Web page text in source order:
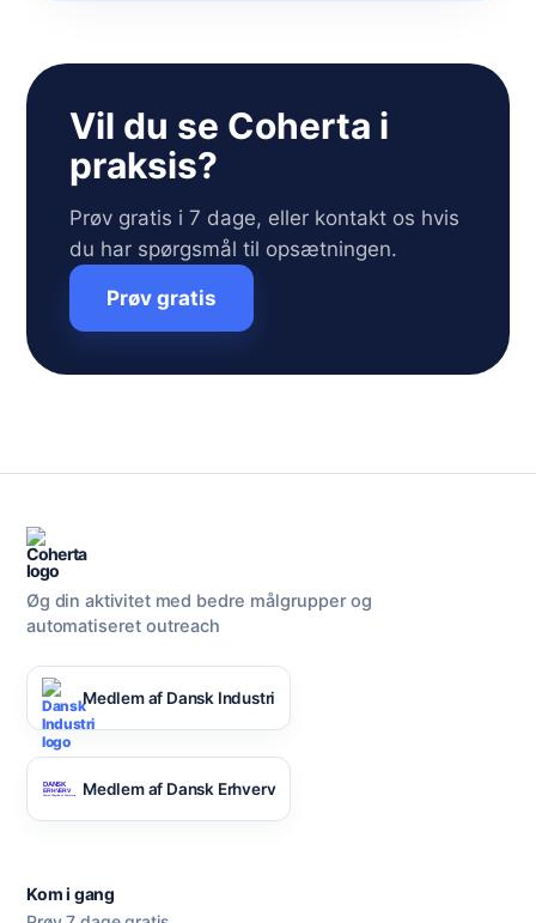
Vil du se Coherta i
praksis?
Prøv gratis i 7 dage, eller kontakt os hvis
du har spørgsmål til opsætningen.
Prøv gratis
Øg din aktivitet med bedre målgrupper og
automatiseret outreach
Medlem af Dansk Industri
Medlem af Dansk Erhverv
Kom i gang